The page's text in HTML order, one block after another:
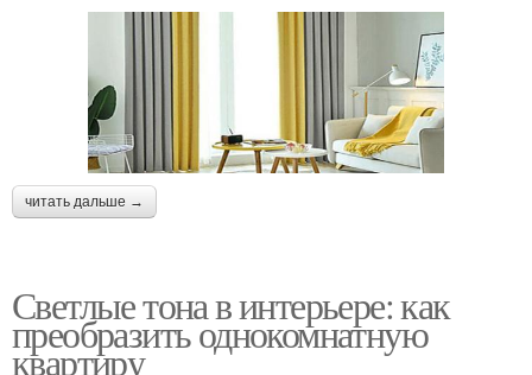
читать дальше →
Светлые тона в интерьере: как
преобразить однокомнатную
квартиру